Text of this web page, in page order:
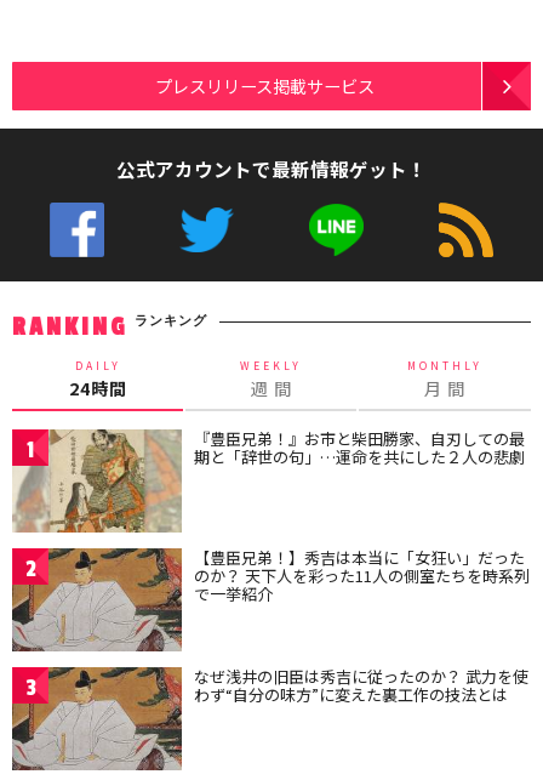
プレスリリース掲載サービス
公式アカウントで最新情報ゲット！
RANKING ランキング
DAILY
24時間
WEEKLY
週 間
MONTHLY
月 間
1 『豊臣兄弟！』お市と柴田勝家、自刃しての最
期と「辞世の句」…運命を共にした２人の悲劇
2 【豊臣兄弟！】秀吉は本当に「女狂い」だった
のか？ 天下人を彩った11人の側室たちを時系列
で一挙紹介
3 なぜ浅井の旧臣は秀吉に従ったのか？ 武力を使
わず“自分の味方”に変えた裏工作の技法とは